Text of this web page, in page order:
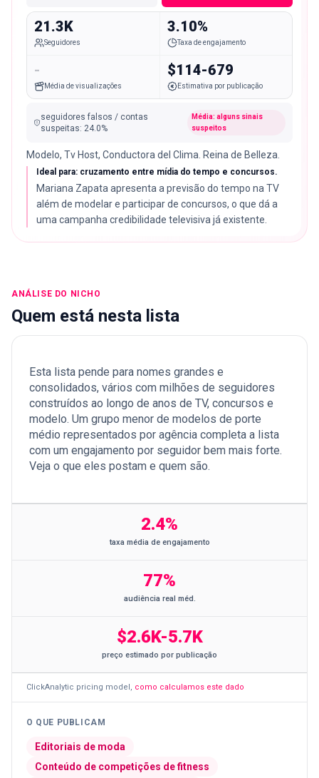
21.3K
Seguidores
3.10%
Taxa de engajamento
-
Média de visualizações
$114-679
Estimativa por publicação
seguidores falsos / contas
suspeitas: 24.0%
Média: alguns sinais
suspeitos
Modelo, Tv Host, Conductora del Clima. Reina de Belleza.
Ideal para: cruzamento entre mídia do tempo e concursos.
Mariana Zapata apresenta a previsão do tempo na TV
além de modelar e participar de concursos, o que dá a
uma campanha credibilidade televisiva já existente.
ANÁLISE DO NICHO
Quem está nesta lista
Esta lista pende para nomes grandes e
consolidados, vários com milhões de seguidores
construídos ao longo de anos de TV, concursos e
modelo. Um grupo menor de modelos de porte
médio representados por agência completa a lista
com um engajamento por seguidor bem mais forte.
Veja o que eles postam e quem são.
2.4%
taxa média de engajamento
77%
audiência real méd.
$2.6K-5.7K
preço estimado por publicação
ClickAnalytic pricing model , como calculamos este dado
O QUE PUBLICAM
Editoriais de moda
Conteúdo de competições de fitness